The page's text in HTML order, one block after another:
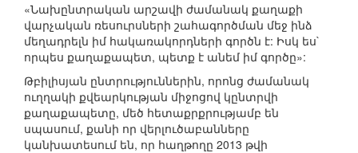
«Նախընտրական արշավի ժամանակ քաղաքի
վարչական ռեսուրսների շահագործման մեջ ինձ
մեղադրելն իմ հակառակորդների գործն է: Իսկ ես`
որպես քաղաքապետ, պետք է անեմ իմ գործը»:
Թբիլիսյան ընտրություններին, որոնց ժամանակ
ուղղակի քվեարկության միջոցով կընտրվի
քաղաքապետը, մեծ հետաքրքրությամբ են
սպասում, քանի որ վերլուծաբանները
կանխատեսում են, որ հաղթողը 2013 թվի